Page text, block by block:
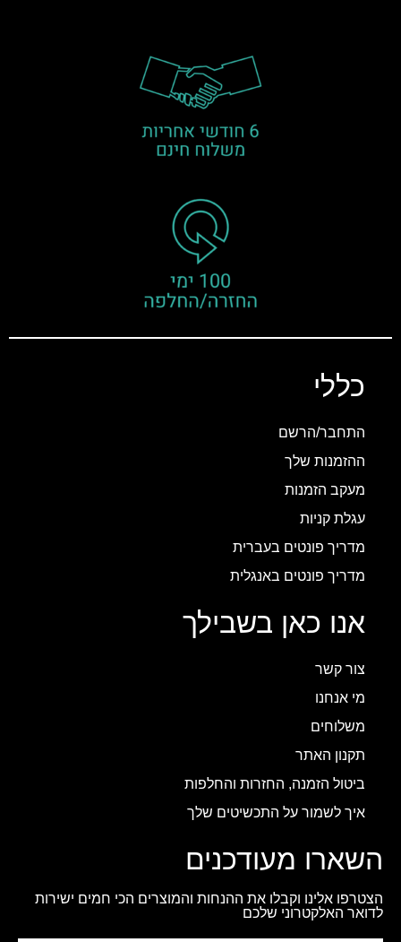
כללי
התחבר/הרשם
ההזמנות שלך
מעקב הזמנות
עגלת קניות
מדריך פונטים בעברית
מדריך פונטים באנגלית
אנו כאן בשבילך
צור קשר
מי אנחנו
משלוחים
תקנון האתר
ביטול הזמנה, החזרות והחלפות
איך לשמור על התכשיטים שלך
השארו מעודכנים
הצטרפו אלינו וקבלו את ההנחות והמוצרים הכי חמים ישירות
לדואר האלקטרוני שלכם